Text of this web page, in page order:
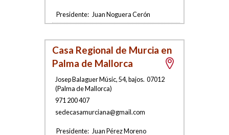
Presidente: Juan Noguera Cerón
Casa Regional de Murcia en
Palma de Mallorca
Josep Balaguer Músic, 54, bajos.07012
(Palma de Mallorca)
971 200 407
sedecasamurciana@gmail.com
Presidente: Juan Pérez Moreno